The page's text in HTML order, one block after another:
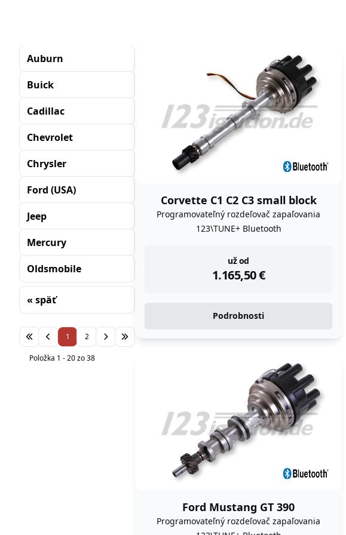
Auburn
Buick
Cadillac
Chevrolet
Chrysler
Ford (USA)
Jeep
Mercury
Oldsmobile
« späť
Triedenie
1 2
Položka 1 - 20 zo 38
Corvette C1 C2 C3 small block
Programovateľný rozdeľovač zapaľovania
123\TUNE+ Bluetooth
už od
1.165,50€
instock
Podrobnosti
Ford Mustang GT 390
Programovateľný rozdeľovač zapaľovania